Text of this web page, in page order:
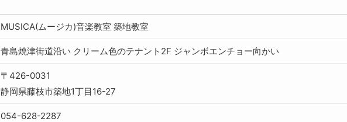
MUSICA(ムージカ)音楽教室 築地教室
青島焼津街道沿い クリーム色のテナント2F ジャンボエンチョー向かい
〒426-0031
静岡県藤枝市築地1丁目16-27
054-628-2287